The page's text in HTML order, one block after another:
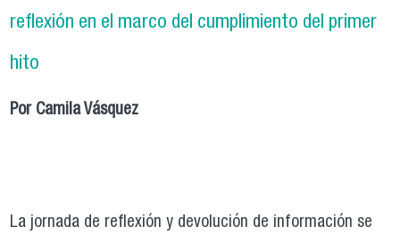
reflexión en el marco del cumplimiento del primer
hito
Por Camila Vásquez
La jornada de reflexión y devolución de información se